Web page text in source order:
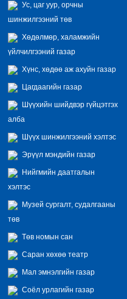
Ус, цаг уур, орчны
шинжилгээний төв
Хөдөлмөр, халамжийн
үйлчилгээний газар
Хүнс, хөдөө аж ахуйн газар
Цагдаагийн газар
Шүүхийн шийдвэр гүйцэтгэх
алба
Шүүх шинжилгээний хэлтэс
Эрүүл мэндийн газар
Нийгмийн даатгалын
хэлтэс
Музей сургалт, судалгааны
төв
Төв номын сан
Саран хөхөө театр
Мал эмнэлгийн газар
Соёл урлагийн газар